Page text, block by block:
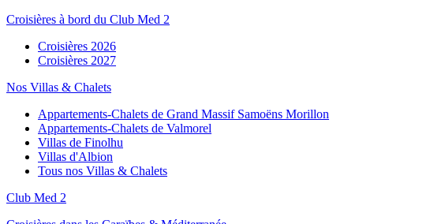
Croisières à bord du Club Med 2
Croisières 2026
Croisières 2027
Nos Villas & Chalets
Appartements-Chalets de Grand Massif Samoëns Morillon
Appartements-Chalets de Valmorel
Villas de Finolhu
Villas d'Albion
Tous nos Villas & Chalets
Club Med 2